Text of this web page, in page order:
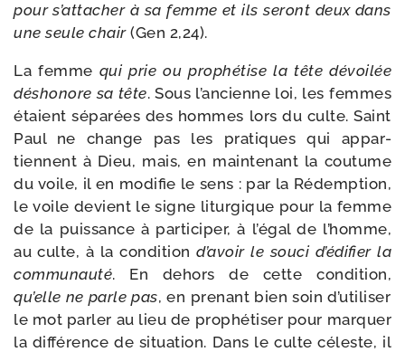
pour s’attacher à sa femme et ils seront deux dans
une seule chair(Gen 2,24).
La femme qui prie ou pro­phé­tise la tête dévoi­lée
désho­nore sa tête. Sous l’ancienne loi, les femmes
étaient sépa­rées des hommes lors du culte. Saint
Paul ne change pas les pra­tiques qui appar­
tiennent à Dieu, mais, en main­te­nant la cou­tume
du voile, il en modi­fie le sens : par la Rédemption,
le voile devient le signe litur­gique pour la femme
de la puis­sance à par­ti­ci­per, à l’égal de l’homme,
au culte, à la condi­tiond’avoir le sou­ci d’édifier la
com­mu­nau­té. En dehors de cette condi­tion,
qu’elle ne parle pas, en pre­nant bien soin d’utiliser
le mot par­ler au lieu de pro­phé­ti­ser pour mar­quer
la dif­fé­rence de situa­tion. Dans le culte céleste, il